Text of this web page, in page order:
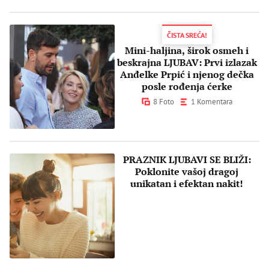
ČISTA SREĆA!
Mini-haljina, širok osmeh i
beskrajna LJUBAV: Prvi izlazak
Anđelke Prpić i njenog dečka
posle rođenja ćerke
8 Foto 1 Komentara
PRAZNIK LJUBAVI SE BLIŽI:
Poklonite vašoj dragoj
unikatan i efektan nakit!